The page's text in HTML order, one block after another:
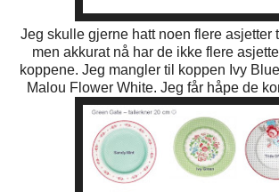
Jeg skulle gjerne hatt noen flere asjetter
men akkurat nå har de ikke flere
koppene. Jeg mangler til koppen Ivy
Malou Flower White. Jeg får håpe de